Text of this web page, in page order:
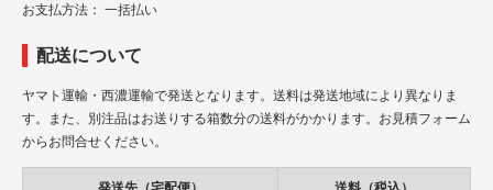
お支払方法： 一括払い
配送について
ヤマト運輸・西濃運輸で発送となります。送料は発送地域により異なりま
す。また、別注品はお送りする箱数分の送料がかかります。お見積フォーム
からお問合せください。